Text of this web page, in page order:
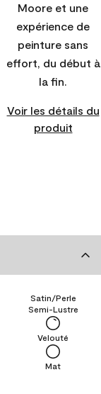
Moore et une
expérience de
peinture sans
effort, du début à
la fin.
Voir les détails du
produit
Mat
Velouté
Semi-Lustre
Satin/Perle